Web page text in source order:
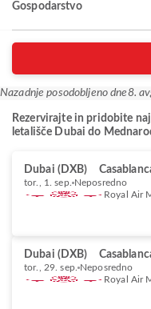
Gospodarstvo
Nazadnje posodobljeno dne8.
Rezervirajte in pridobite
letališče Dubai do
Dubai (DXB)
tor., 1. sep. Neposredno
Royal Air
Dubai (DXB)
tor., 29. sep. Neposredno
Royal Air